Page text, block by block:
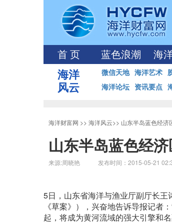
首 页 蓝色浪潮 海
海洋
风云
微信天地 海洋艺术
海洋论坛 资讯要点
海洋财富网 >> 海洋风云>> 山东半岛蓝色经济
山东半岛蓝色经
来源:周晓艳 发布时间：2015-05-21
5日，山东省海洋与渔业厅副厅长
《草案》），兴奋地告诉导报记者
起，将成为黄河流域的强大引擎和